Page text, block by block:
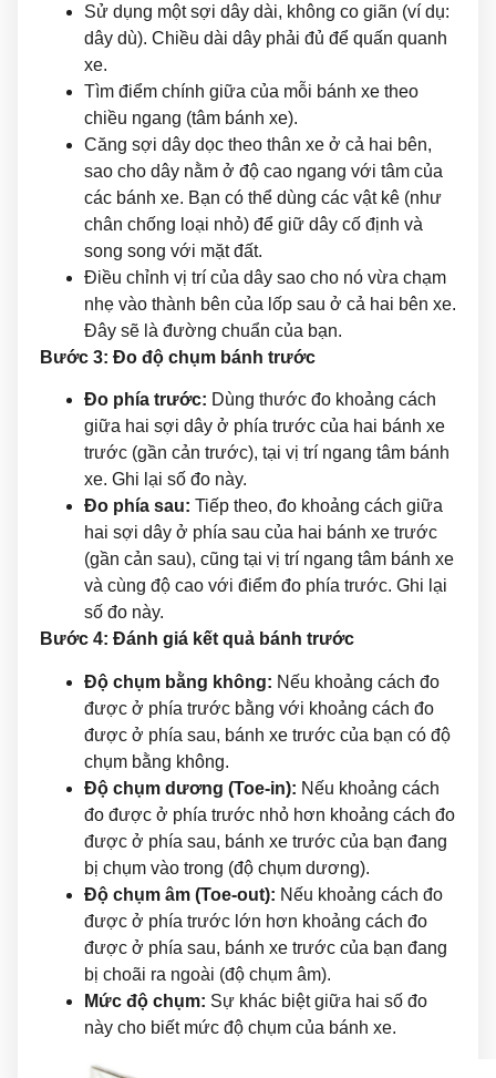
Sử dụng một sợi dây dài, không co giãn (ví dụ:
dây dù). Chiều dài dây phải đủ để quấn quanh
xe.
Tìm điểm chính giữa của mỗi bánh xe theo
chiều ngang (tâm bánh xe).
Căng sợi dây dọc theo thân xe ở cả hai bên,
sao cho dây nằm ở độ cao ngang với tâm của
các bánh xe. Bạn có thể dùng các vật kê (như
chân chống loại nhỏ) để giữ dây cố định và
song song với mặt đất.
Điều chỉnh vị trí của dây sao cho nó vừa chạm
nhẹ vào thành bên của lốp sau ở cả hai bên xe.
Đây sẽ là đường chuẩn của bạn.
Bước 3: Đo độ chụm bánh trước
Đo phía trước: Dùng thước đo khoảng cách
giữa hai sợi dây ở phía trước của hai bánh xe
trước (gần cản trước), tại vị trí ngang tâm bánh
xe. Ghi lại số đo này.
Đo phía sau: Tiếp theo, đo khoảng cách giữa
hai sợi dây ở phía sau của hai bánh xe trước
(gần cản sau), cũng tại vị trí ngang tâm bánh xe
và cùng độ cao với điểm đo phía trước. Ghi lại
số đo này.
Bước 4: Đánh giá kết quả bánh trước
Độ chụm bằng không: Nếu khoảng cách đo
được ở phía trước bằng với khoảng cách đo
được ở phía sau, bánh xe trước của bạn có độ
chụm bằng không.
Độ chụm dương (Toe-in): Nếu khoảng cách
đo được ở phía trước nhỏ hơn khoảng cách đo
được ở phía sau, bánh xe trước của bạn đang
bị chụm vào trong (độ chụm dương).
Độ chụm âm (Toe-out): Nếu khoảng cách đo
được ở phía trước lớn hơn khoảng cách đo
được ở phía sau, bánh xe trước của bạn đang
bị choãi ra ngoài (độ chụm âm).
Mức độ chụm: Sự khác biệt giữa hai số đo
này cho biết mức độ chụm của bánh xe.